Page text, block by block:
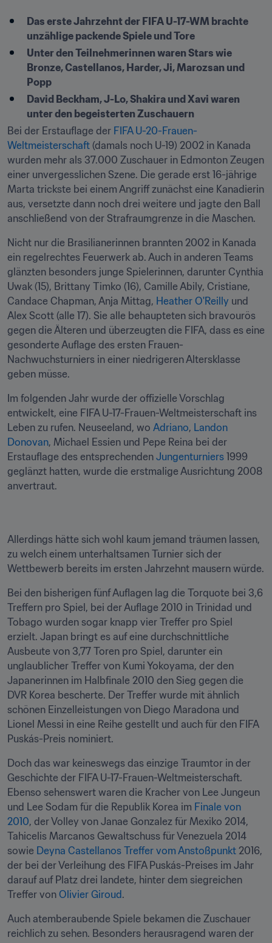
Das erste Jahrzehnt der FIFA U-17-WM brachte
unzählige packende Spiele und Tore
Unter den Teilnehmerinnen waren Stars wie
Bronze, Castellanos, Harder, Ji, Marozsan und
Popp
David Beckham, J-Lo, Shakira und Xavi waren
unter den begeisterten Zuschauern
Bei der Erstauflage der FIFA U-20-Frauen-
Weltmeisterschaft (damals noch U-19) 2002 in Kanada
wurden mehr als 37.000 Zuschauer in Edmonton Zeugen
einer unvergesslichen Szene. Die gerade erst 16-jährige
Marta trickste bei einem Angriff zunächst eine Kanadierin
aus, versetzte dann noch drei weitere und jagte den Ball
anschließend von der Strafraumgrenze in die Maschen.
Nicht nur die Brasilianerinnen brannten 2002 in Kanada
ein regelrechtes Feuerwerk ab. Auch in anderen Teams
glänzten besonders junge Spielerinnen, darunter Cynthia
Uwak (15), Brittany Timko (16), Camille Abily, Cristiane,
Candace Chapman, Anja Mittag, Heather O'Reilly und
Alex Scott (alle 17). Sie alle behaupteten sich bravourös
gegen die Älteren und überzeugten die FIFA, dass es eine
gesonderte Auflage des ersten Frauen-
Nachwuchsturniers in einer niedrigeren Altersklasse
geben müsse.
Im folgenden Jahr wurde der offizielle Vorschlag
entwickelt, eine FIFA U-17-Frauen-Weltmeisterschaft ins
Leben zu rufen. Neuseeland, wo Adriano, Landon
Donovan, Michael Essien und Pepe Reina bei der
Erstauflage des entsprechenden Jungenturniers 1999
geglänzt hatten, wurde die erstmalige Ausrichtung 2008
anvertraut.
Allerdings hätte sich wohl kaum jemand träumen lassen,
zu welch einem unterhaltsamen Turnier sich der
Wettbewerb bereits im ersten Jahrzehnt mausern würde.
Bei den bisherigen fünf Auflagen lag die Torquote bei 3,6
Treffern pro Spiel, bei der Auflage 2010 in Trinidad und
Tobago wurden sogar knapp vier Treffer pro Spiel
erzielt. Japan bringt es auf eine durchschnittliche
Ausbeute von 3,77 Toren pro Spiel, darunter ein
unglaublicher Treffer von Kumi Yokoyama, der den
Japanerinnen im Halbfinale 2010 den Sieg gegen die
DVR Korea bescherte. Der Treffer wurde mit ähnlich
schönen Einzelleistungen von Diego Maradona und
Lionel Messi in eine Reihe gestellt und auch für den FIFA
Puskás-Preis nominiert.
Doch das war keineswegs das einzige Traumtor in der
Geschichte der FIFA U-17-Frauen-Weltmeisterschaft.
Ebenso sehenswert waren die Kracher von Lee Jungeun
und Lee Sodam für die Republik Korea im Finale von
2010, der Volley von Janae Gonzalez für Mexiko 2014,
Tahicelis Marcanos Gewaltschuss für Venezuela 2014
sowie Deyna Castellanos Treffer vom Anstoßpunkt 2016,
der bei der Verleihung des FIFA Puskás-Preises im Jahr
darauf auf Platz drei landete, hinter dem siegreichen
Treffer von Olivier Giroud .
Auch atemberaubende Spiele bekamen die Zuschauer
reichlich zu sehen. Besonders herausragend waren der